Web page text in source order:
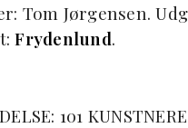
Tom Jørgensen.
Frydenlund.
101